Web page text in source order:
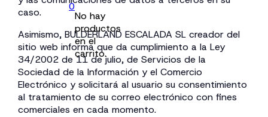
0
No hay
productos
en el
carrito.
caso.
Asimismo, BULDERLAND ESCALADA SL creador del
sitio web informa que da cumplimiento a la Ley
34/2002 de 11 de julio, de Servicios de la
Sociedad de la Información y el Comercio
Electrónico y solicitará al usuario su consentimiento
al tratamiento de su correo electrónico con fines
comerciales en cada momento.